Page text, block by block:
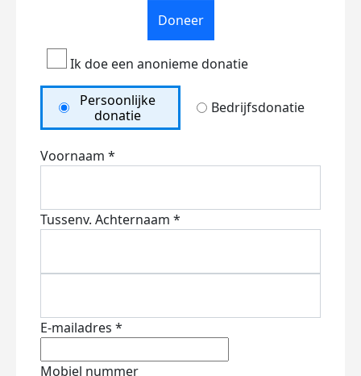
Doneer
Ik doe een anonieme donatie
Persoonlijke
donatie
Bedrijfsdonatie
Voornaam *
Tussenv. Achternaam *
E-mailadres *
Mobiel nummer